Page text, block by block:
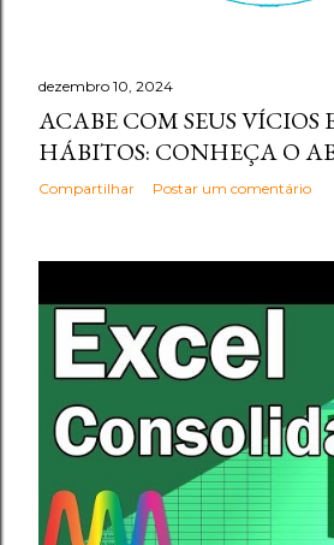
dezembro 10, 2024
ACABE COM SEUS VÍCIOS
HÁBITOS: CONHEÇA O
Compartilhar Postar um comentário